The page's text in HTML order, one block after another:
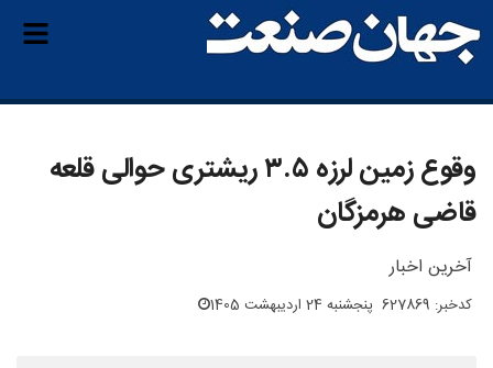
وقوع زمین لرزه ۳.۵ ریشتری حوالی قلعه
قاضی هرمزگان
آخرین اخبار
کدخبر: 627869 پنجشنبه 24 اردیبهشت 1405